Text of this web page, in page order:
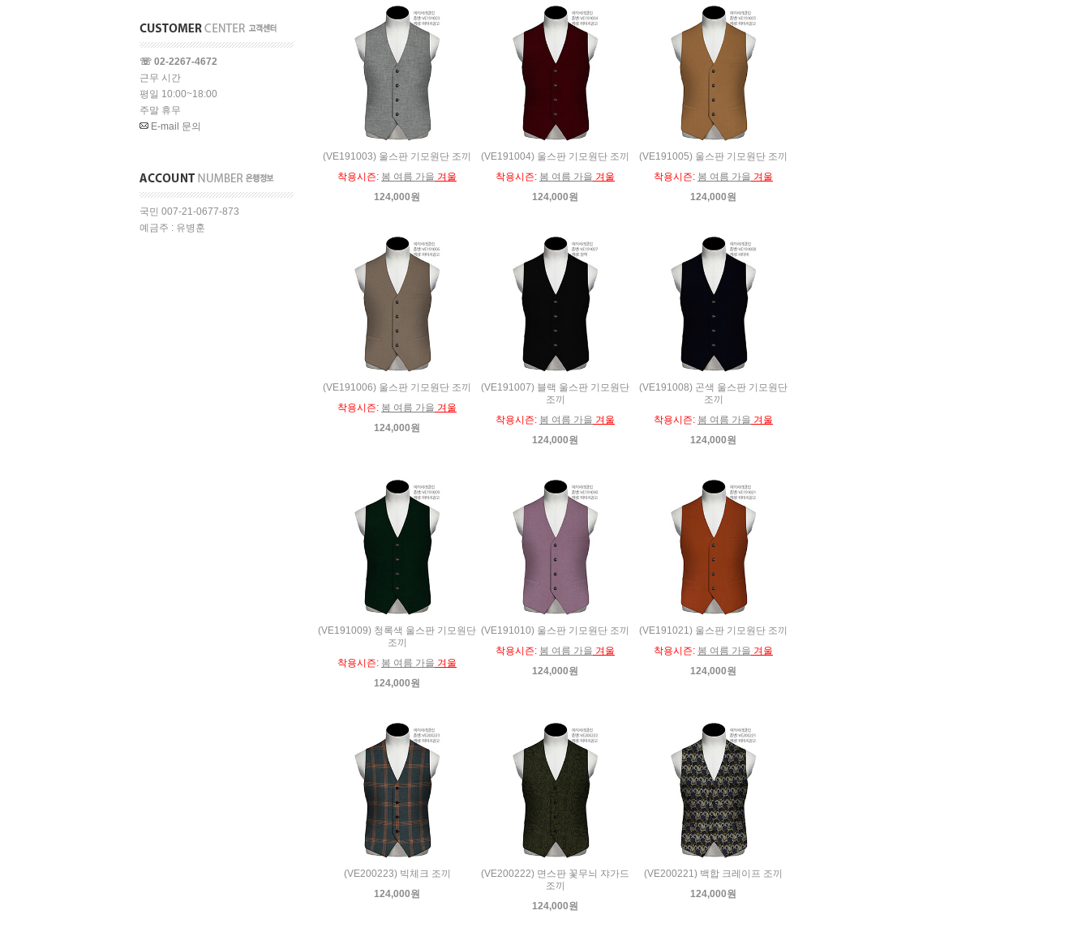
☏ 02-2267-4672
근무 시간
평일 10:00~18:00
주말 휴무
E-mail 문의
국민 007-21-0677-873
예금주 : 유병훈
(VE191003) 울스판 기모원단 조끼
착용시즌: 봄 여름 가을 겨울
124,000원
(VE191004) 울스판 기모원단 조끼
착용시즌: 봄 여름 가을 겨울
124,000원
(VE191005) 울스판 기모원단 조끼
착용시즌: 봄 여름 가을 겨울
124,000원
(VE191006) 울스판 기모원단 조끼
착용시즌: 봄 여름 가을 겨울
124,000원
(VE191007) 블랙 울스판 기모원단
조끼
착용시즌: 봄 여름 가을 겨울
124,000원
(VE191008) 곤색 울스판 기모원단
조끼
착용시즌: 봄 여름 가을 겨울
124,000원
(VE191009) 청록색 울스판 기모원단
조끼
착용시즌: 봄 여름 가을 겨울
124,000원
(VE191010) 울스판 기모원단 조끼
착용시즌: 봄 여름 가을 겨울
124,000원
(VE191021) 울스판 기모원단 조끼
착용시즌: 봄 여름 가을 겨울
124,000원
(VE200223) 빅체크 조끼
124,000원
(VE200222) 면스판 꽃무늬 쟈가드
조끼
124,000원
(VE200221) 백합 크레이프 조끼
124,000원